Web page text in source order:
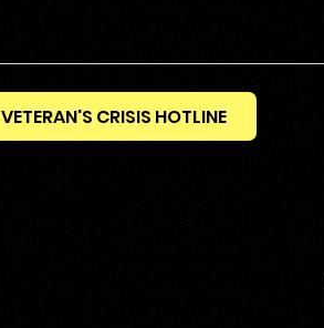
VETERAN'S CRISIS HOTLINE